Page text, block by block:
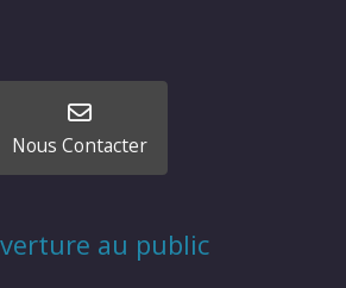
Nous Contacter
au public